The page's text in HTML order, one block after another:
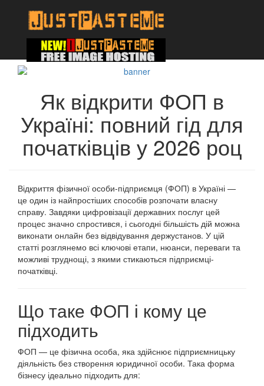
Як відкрити ФОП в
Україні: повний гід для
початківців у 2026 роц
Відкриття фізичної особи-підприємця (ФОП) в Україні —
це один із найпростіших способів розпочати власну
справу. Завдяки цифровізації державних послуг цей
процес значно спростився, і сьогодні більшість дій можна
виконати онлайн без відвідування держустанов. У цій
статті розглянемо всі ключові етапи, нюанси, переваги та
можливі труднощі, з якими стикаються підприємці-
початківці.
Що таке ФОП і кому це
підходить
ФОП — це фізична особа, яка здійснює підприємницьку
діяльність без створення юридичної особи. Така форма
бізнесу ідеально підходить для: